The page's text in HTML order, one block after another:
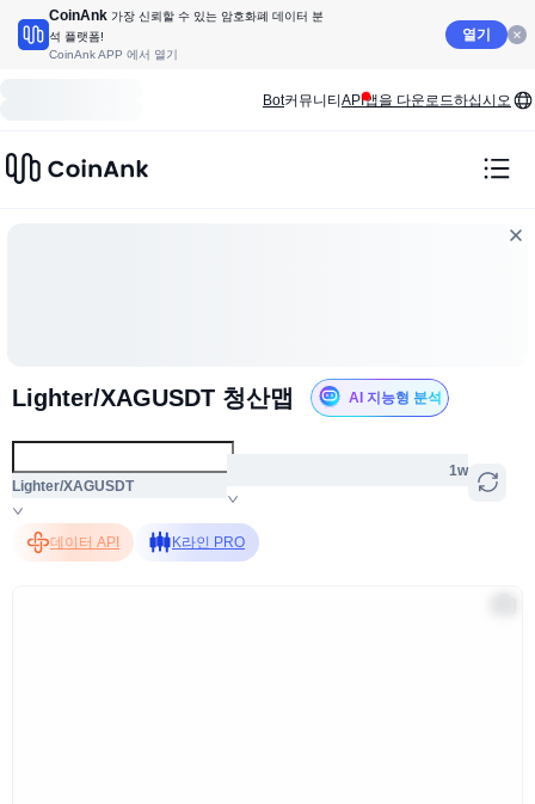
CoinAnk 가장 신뢰할 수 있는 암호화폐 데이터 분
석 플랫폼!
CoinAnk APP 에서 열기
열기
Bot커뮤니티API앱을 다운로드하십시오
Lighter/XAGUSDT 청산맵 AI 지능형 분석
Lighter/XAGUSDT
1w
데이터 API K라인 PRO